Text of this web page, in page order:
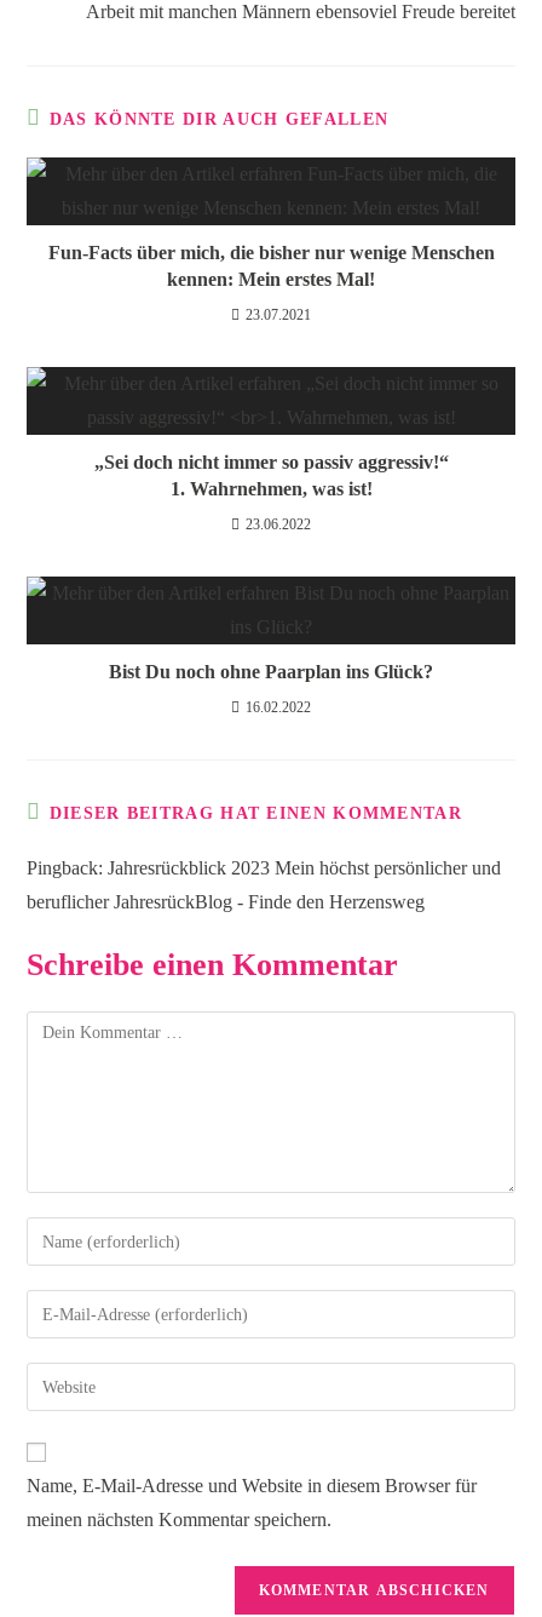
Arbeit mit manchen Männern ebensoviel Freude bereitet
DAS KÖNNTE DIR AUCH GEFALLEN
Fun-Facts über mich, die bisher nur wenige Menschen
kennen: Mein erstes Mal!
23.07.2021
„Sei doch nicht immer so passiv aggressiv!“
1. Wahrnehmen, was ist!
23.06.2022
Bist Du noch ohne Paarplan ins Glück?
16.02.2022
DIESER BEITRAG HAT EINEN KOMMENTAR
Pingback:Jahresrückblick 2023 Mein höchst persönlicher und
beruflicher JahresrückBlog - Finde den Herzensweg
Schreibe einen Kommentar
Name, E-Mail-Adresse und Website in diesem Browser für
meinen nächsten Kommentar speichern.